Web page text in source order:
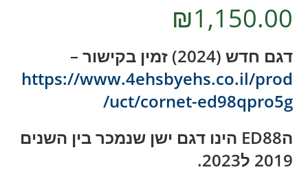
₪1,150.00
דגם חדש (2024) זמין בקישור –
https://www.4ehsbyehs.co.il/prod
uct/cornet-ed98qpro5g/
הED88 הינו דגם ישן שנמכר בין השנים
2019 ל2023.